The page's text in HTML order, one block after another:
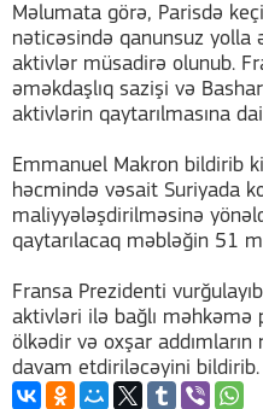
Məlumata görə, Parisdə
nəticəsində qanunsuz yolla
aktivlər müsadirə olunub.
əməkdaşlıq sazişi və
aktivlərin qaytarılmasına
Emmanuel Makron bildirib
həcmində vəsait Suriyada
maliyyələşdirilməsinə
qaytarılacaq məbləğin 51
Fransa Prezidenti
aktivləri ilə bağlı məhkəmə
ölkədir və oxşar
davam etdiriləcəyini bildirib.